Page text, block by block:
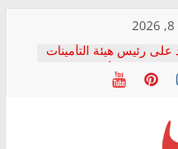
على رئيس هيئة التأمينات
إنكار الأزمة لا ينهي
ونطالب بكشف
القطاع الصحي إلى